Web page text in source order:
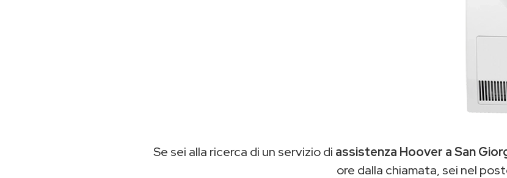
Se sei alla ricerca di un servizio di assistenza Hoover a San
ore dalla chiamata, sei nel